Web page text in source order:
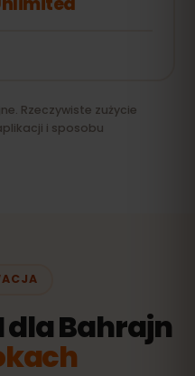
Rzeczywiste zużycie
i sposobu
dla Bahrajn